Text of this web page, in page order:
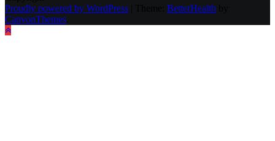
Proudly powered by WordPress
BetterHealth
CanyonThemes